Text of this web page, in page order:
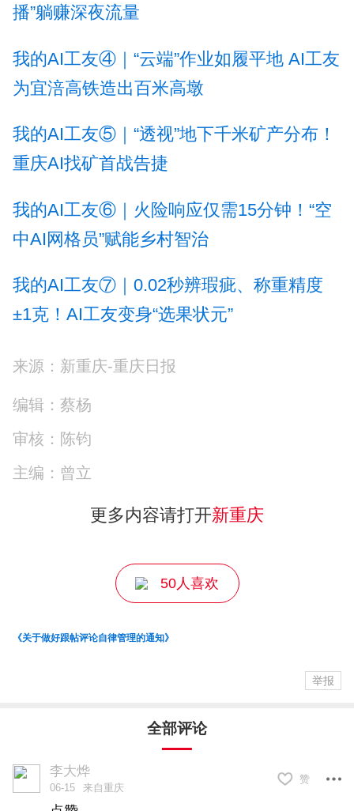
播”躺赚深夜流量
我的AI工友④｜“云端”作业如履平地 AI工友
为宜涪高铁造出百米高墩
我的AI工友⑤｜“透视”地下千米矿产分布！
重庆AI找矿首战告捷
我的AI工友⑥｜火险响应仅需15分钟！“空
中AI网格员”赋能乡村智治
我的AI工友⑦｜0.02秒辨瑕疵、称重精度
±1克！AI工友变身“选果状元”
来源：新重庆-重庆日报
编辑：蔡杨
审核：陈钧
主编：曾立
更多内容请打开新重庆
50人喜欢
《关于做好跟帖评论自律管理的通知》
举报
全部评论
李大烨
06-15 来自重庆
赞